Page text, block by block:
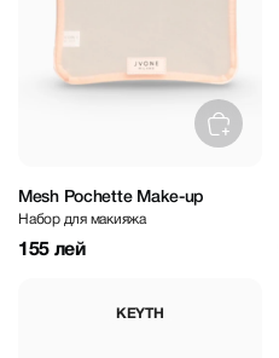
Mesh Pochette Make-up
Набор для макияжа
155 лей
KEYTH